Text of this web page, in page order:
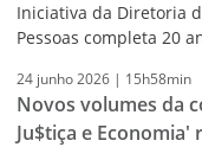
Iniciativa da Diretoria
Pessoas completa 20
24 junho2026 | 15h58min
Novos volumes da
Ju$tiça e Economia'